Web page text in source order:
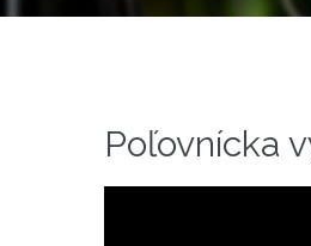
Poľovnícka